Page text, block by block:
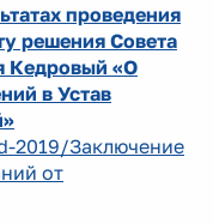
проведения
решения Совета
Кедровый «О
в Устав
2019/Заключение
от